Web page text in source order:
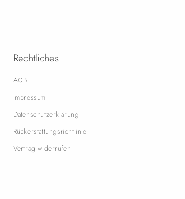
Rechtliches
AGB
Impressum
Datenschutzerklärung
Rückerstattungsrichtlinie
Vertrag widerrufen